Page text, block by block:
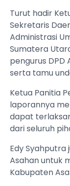
Turut hadir
Sekretaris
Administrasi
Sumatera
pengurus DPD
serta tamu
Ketua Panitia
laporannya
dapat
dari seluruh
Edy Syahputra
Asahan untuk
Kabupaten